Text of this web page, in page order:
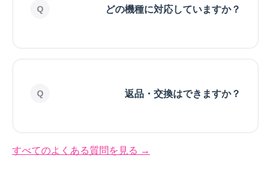
どの機種に対応していますか？
返品・交換はできますか？
すべてのよくある質問を見る →